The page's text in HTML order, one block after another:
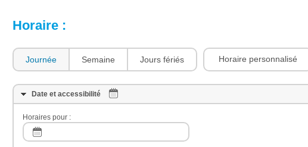
Horaire :
Journée Semaine Jours fériés Horaire personnalisé
Date et accessibilité
Horaires pour :